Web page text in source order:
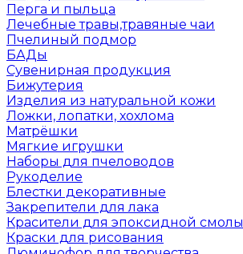
Перга и пыльца
Лечебные травы,травяные чаи
Пчелиный подмор
БАДы
Сувенирная продукция
Бижутерия
Изделия из натуральной кожи
Ложки, лопатки, хохлома
Матрёшки
Мягкие игрушки
Наборы для пчеловодов
Рукоделие
Блестки декоративные
Закрепители для лака
Красители для эпоксидной смолы
Краски для рисования